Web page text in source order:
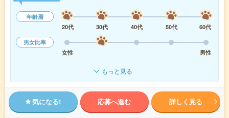
年齢層
20代
30代 40代 50代
60代
男女比率
女性
男性
もっと見る
気になる! 応募へ進む 詳しく見る